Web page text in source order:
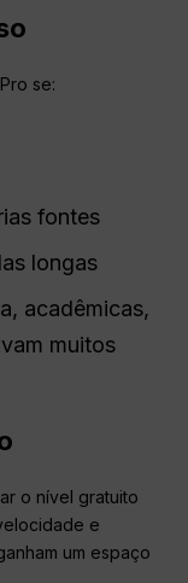
se:
fontes
longas
acadêmicas,
muitos
o nível gratuito
e
um espaço